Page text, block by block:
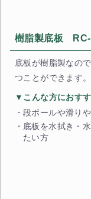
樹脂製底板 RC-
底板が樹脂製なの
つことができます。
▼こんな方におす
段ボールや滑り
底板を水拭き・
たい方